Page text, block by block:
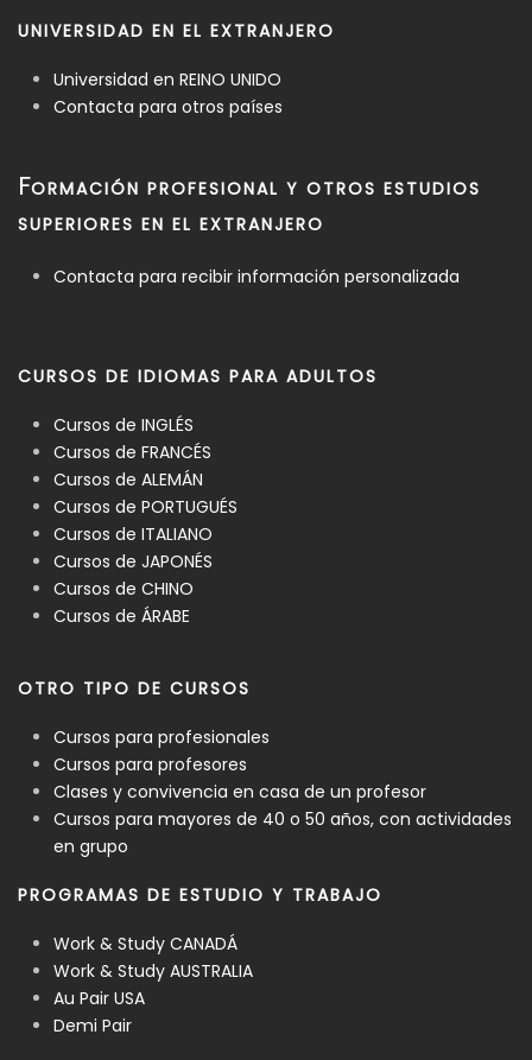
UNIVERSIDAD EN EL EXTRANJERO
Universidad en REINO UNIDO
Contacta para otros países
FORMACIÓN PROFESIONAL Y OTROS ESTUDIOS
SUPERIORES EN EL EXTRANJERO
Contacta para recibir información personalizada
CURSOS DE IDIOMAS PARA ADULTOS
Cursos de INGLÉS
Cursos de FRANCÉS
Cursos de ALEMÁN
Cursos de PORTUGUÉS
Cursos de ITALIANO
Cursos de JAPONÉS
Cursos de CHINO
Cursos de ÁRABE
OTRO TIPO DE CURSOS
Cursos para profesionales
Cursos para profesores
Clases y convivencia en casa de un profesor
Cursos para mayores de 40 o 50 años, con actividades
en grupo
PROGRAMAS DE ESTUDIO Y TRABAJO
Work & Study CANADÁ
Work & Study AUSTRALIA
Au Pair USA
Demi Pair